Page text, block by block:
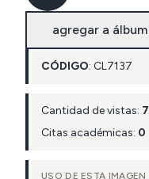
agregar a álbum
CÓDIGO: CL7137
Cantidad de vistas:
Citas académicas: 0
USO DE ESTA IMAGEN